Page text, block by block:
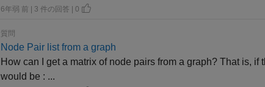
6年弱 前 | 3 件の回答 | 0
質問
Node Pair list from a graph
How can I get a matrix of node pairs from a graph? That is,
would be : ...